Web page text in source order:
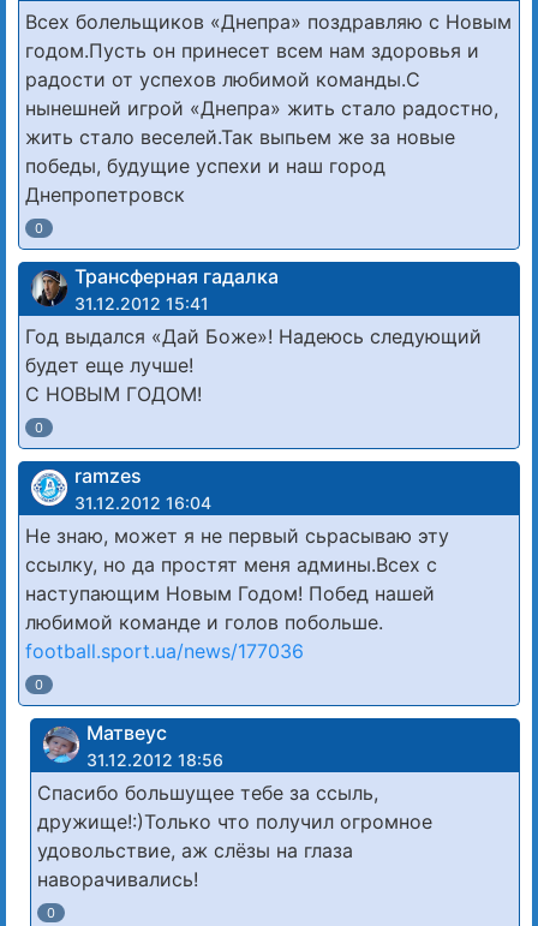
Всех болельщиков «Днепра» поздравляю с Новым
годом.Пусть он принесет всем нам здоровья и
радости от успехов любимой команды.С
нынешней игрой «Днепра» жить стало радостно,
жить стало веселей.Так выпьем же за новые
победы, будущие успехи и наш город
Днепропетровск
0
Трансферная гадалка
31.12.2012 15:41
Год выдался «Дай Боже»! Надеюсь следующий
будет еще лучше!
С НОВЫМ ГОДОМ!
0
ramzes
31.12.2012 16:04
Не знаю, может я не первый сьрасываю эту
ссылку, но да простят меня админы.Всех с
наступающим Новым Годом! Побед нашей
любимой команде и голов побольше.
football.sport.ua/news/177036
0
Матвеус
31.12.2012 18:56
Спасибо большущее тебе за ссыль,
дружище!:)Только что получил огромное
удовольствие, аж слёзы на глаза
наворачивались!
0